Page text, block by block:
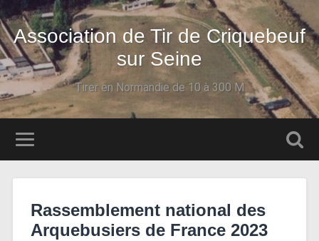
Association de Tir de Criquebeuf
sur Seine
Tirer en Normandie de 10 à 300 M
Rassemblement national des
Arquebusiers de France 2023